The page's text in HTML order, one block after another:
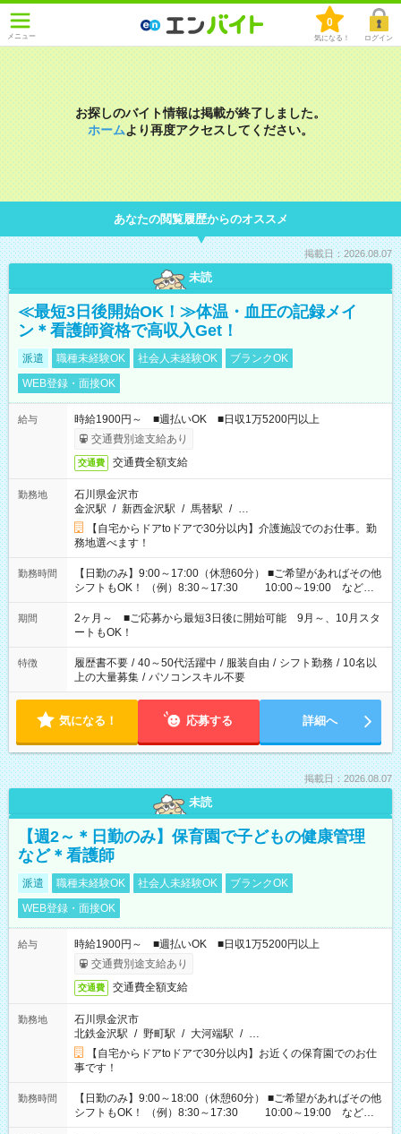
メニュー
0
気になる！ ログイン
お探しのバイト情報は掲載が終了しました。
ホームより再度アクセスしてください。
あなたの閲覧履歴からのオススメ
掲載日：2026.08.07
未読
≪最短3日後開始OK！≫体温・血圧の記録メイ
ン＊看護師資格で高収入Get！
派遣 職種未経験OK 社会人未経験OK
ブランクOK
WEB登録・面接OK
給与
時給1900円～ ■週払いOK ■日収1万5200円以上
交通費別途支給あり
交通費 交通費全額支給
勤務地
石川県金沢市
金沢駅 / 新西金沢駅 / 馬替駅 / …
【自宅からドアtoドアで30分以内】介護施設でのお仕事。勤
務地選べます！
勤務時間
【日勤のみ】9:00～17:00（休憩60分） ■ご希望があればその他
シフトもOK！ （例）8:30～17:30 10:00～19:00 など
「家族とお休みを合わせたい」 「できれば残業はしたくない」
など、あなたのご希望に沿ったお仕事をご紹介します！ ※Wワ
ーク希望の方へ 今ご覧のお仕事で希望する勤務時間と、もう1つ
のお仕事の勤務時間。 合計で週40時間を超える場合は応募でき
ません
期間
2ヶ月～ ■ご応募から最短3日後に開始可能 9月～、10月スタ
ートもOK！
特徴 履歴書不要 / 40～50代活躍中 / 服装自由 / シフト勤務 / 10名以
上の大量募集 / パソコンスキル不要
気になる！ 応募する 詳細へ
掲載日：2026.08.07
未読
【週2～＊日勤のみ】保育園で子どもの健康管理
など＊看護師
派遣 職種未経験OK 社会人未経験OK
ブランクOK
WEB登録・面接OK
給与
時給1900円～ ■週払いOK ■日収1万5200円以上
交通費別途支給あり
交通費 交通費全額支給
勤務地
石川県金沢市
北鉄金沢駅 / 野町駅 / 大河端駅 / …
【自宅からドアtoドアで30分以内】お近くの保育園でのお仕
事です！
勤務時間
【日勤のみ】9:00～18:00（休憩60分） ■ご希望があればその他
シフトもOK！ （例）8:30～17:30 10:00～19:00 など
「家族とお休みを合わせたい」 「余裕を持って夕飯の準備がし